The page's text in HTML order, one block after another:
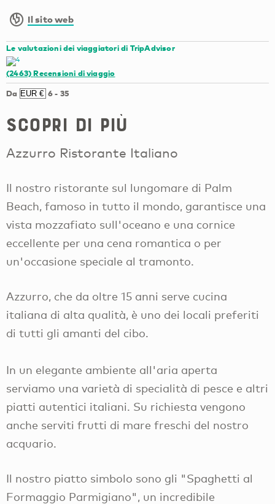
Il sito web
Le valutazioni dei viaggiatori di TripAdvisor
(2463)Recensioni di viaggio
Da 6- 35
Scopri di più
Azzurro Ristorante Italiano
Il nostro ristorante sul lungomare di Palm
Beach, famoso in tutto il mondo, garantisce una
vista mozzafiato sull'oceano e una cornice
eccellente per una cena romantica o per
un'occasione speciale al tramonto.
Azzurro, che da oltre 15 anni serve cucina
italiana di alta qualità, è uno dei locali preferiti
di tutti gli amanti del cibo.
In un elegante ambiente all'aria aperta
serviamo una varietà di specialità di pesce e altri
piatti autentici italiani. Su richiesta vengono
anche serviti frutti di mare freschi del nostro
acquario.
Il nostro piatto simbolo sono gli "Spaghetti al
Formaggio Parmigiano", un incredibile